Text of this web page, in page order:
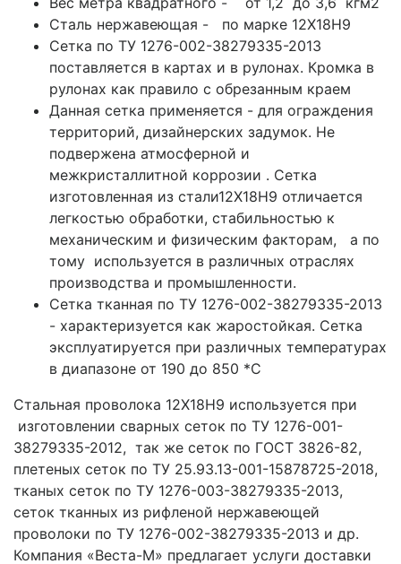
Сталь нержавеющая - по марке 12Х18Н9
Сетка по ТУ 1276-002-38279335-2013
поставляется в картах и в рулонах. Кромка в
рулонах как правило с обрезанным краем
Данная сетка применяется - для ограждения
территорий, дизайнерских задумок. Не
подвержена атмосферной и
межкристаллитной коррозии . Сетка
изготовленная из стали12Х18Н9 отличается
легкостью обработки, стабильностью к
механическим и физическим факторам, а по
тому используется в различных отраслях
производства и промышленности.
Сетка тканная по ТУ 1276-002-38279335-2013
- характеризуется как жаростойкая. Сетка
эксплуатируется при различных температурах
в диапазоне от 190 до 850 *С
Стальная проволока 12Х18Н9 используется при
изготовлении сварных сеток по ТУ 1276-001-
38279335-2012, так же сеток по ГОСТ 3826-82,
плетеных сеток по ТУ 25.93.13-001-15878725-2018,
тканых сеток по ТУ 1276-003-38279335-2013,
сеток тканных из рифленой нержавеющей
проволоки по ТУ 1276-002-38279335-2013 и др.
Компания «Веста-М» предлагает услуги доставки